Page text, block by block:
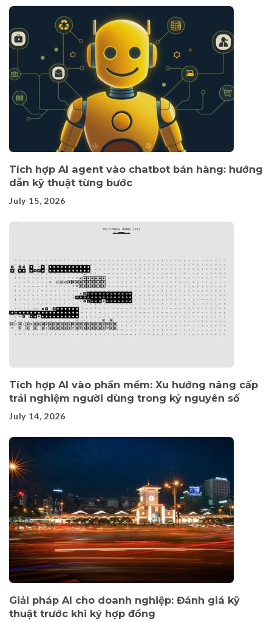
Tích hợp AI agent vào chatbot bán hàng: hướng
dẫn kỹ thuật từng bước
July 15, 2026
Tích hợp AI vào phần mềm: Xu hướng nâng cấp
trải nghiệm người dùng trong kỷ nguyên số
July 14, 2026
Giải pháp AI cho doanh nghiệp: Đánh giá kỹ
thuật trước khi ký hợp đồng